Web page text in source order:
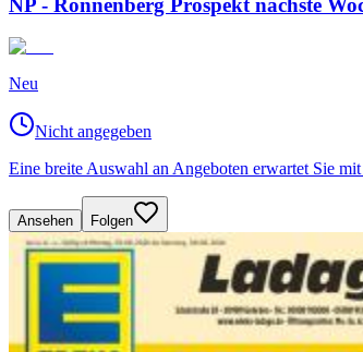
Neu
Nicht angegeben
Eine breite Auswahl an Angeboten erwartet Sie
Ansehen Folgen